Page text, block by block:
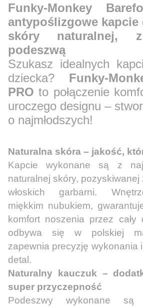
Funky-Monkey
antypoślizgowe kapcie
skóry naturalnej,
podeszwą
Szukasz idealnych
dziecka? Funky-
PRO to połączenie
uroczego designu –
o najmłodszych!
Naturalna skóra – jakość,
Kapcie wykonane są z
naturalnej skóry,
włoskich garbarni.
miękkim nubukiem,
komfort noszenia przez cały
odbywa się w polskiej
zapewnia precyzję wykonania
detal.
Naturalny kauczuk –
super przyczepność
Podeszwy wykonane są